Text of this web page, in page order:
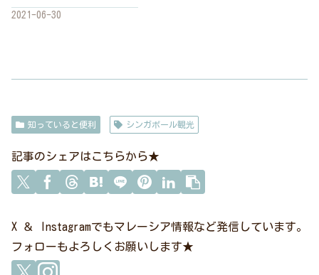
2021-06-30
知っていると便利 シンガポール観光
記事のシェアはこちらから★
X ＆ Instagramでもマレーシア情報など発信しています。
フォローもよろしくお願いします★